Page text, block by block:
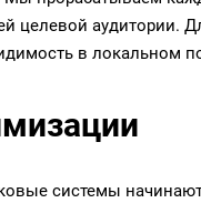
целевой аудитории.
в локальном
системы